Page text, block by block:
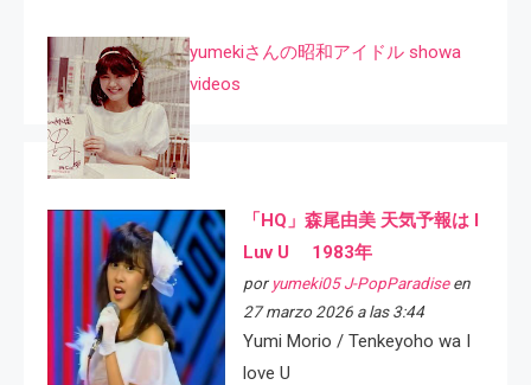
yumekiさんの昭和アイドル showa
videos
「HQ」森尾由美 天気予報は I
Luv U 1983年
por yumeki05 J-PopParadiseen
27 marzo 2026 a las 3:44
Yumi Morio / Tenkeyoho wa I
love U